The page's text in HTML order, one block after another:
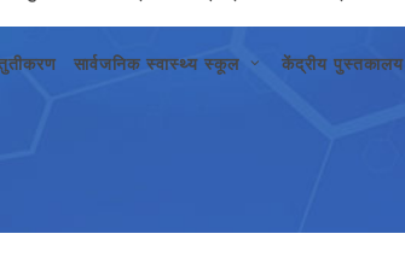
सार्वजनिक स्वास्थ्य स्कूल केंद्रीय पुस्तकालय